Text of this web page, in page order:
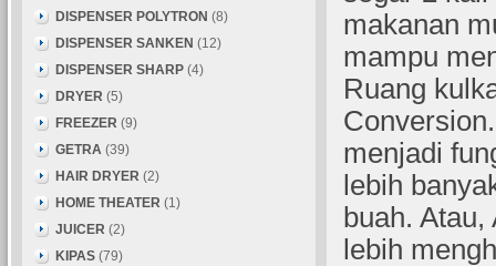
makanan
mampu
Ruang
menjadi
lebih
buah.
lebih
DISPENSER POLYTRON (8)
DISPENSER SANKEN (12)
DISPENSER SHARP (4)
DRYER (5)
FREEZER (9)
GETRA (39)
HAIR DRYER (2)
HOME THEATER (1)
JUICER (2)
KIPAS (79)